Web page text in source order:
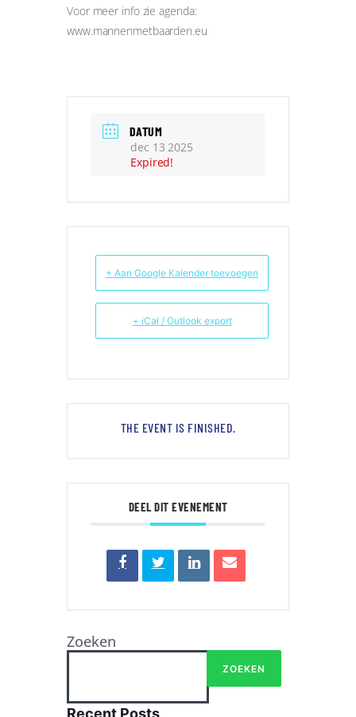
Voor meer info zie agenda:
www.mannenmetbaarden.eu
DATUM
dec 13 2025
Expired!
+ Aan Google Kalender toevoegen
+ iCal / Outlook export
THE EVENT IS FINISHED.
DEEL DIT EVENEMENT
Zoeken
ZOEKEN
Recent Posts